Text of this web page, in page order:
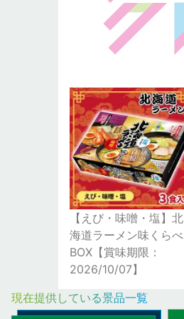
【えび・味噌・塩】北
海道ラーメン味くらべ
BOX【賞味期限：
2026/10/07】
現在提供している景品一覧